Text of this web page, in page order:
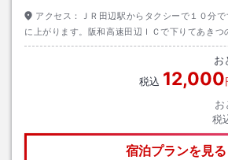
アクセス：
ＪＲ田辺駅からタクシーで１０分
に上がります。阪和高速田辺ＩＣで下りてあきつ
０分。白浜空港からは直接タクシーでお越し下さ
お
税込 12,000
お
税
宿泊プランを見る